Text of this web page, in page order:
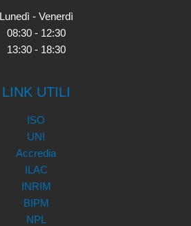
Lunedì - Venerdì
08:30 - 12:30
13:30 - 18:30
LINK UTILI
ISO
UNI
Accredia
ILAC
INRIM
BIPM
NPL